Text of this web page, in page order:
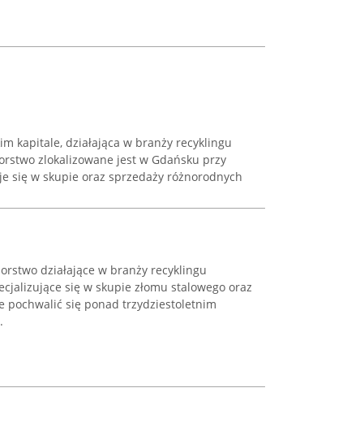
kapitale, działająca w branży recyklingu
zlokalizowane jest w Gdańsku przy
się w skupie oraz sprzedaży różnorodnych
działające w branży recyklingu
się w skupie złomu stalowego oraz
pochwalić się ponad trzydziestoletnim